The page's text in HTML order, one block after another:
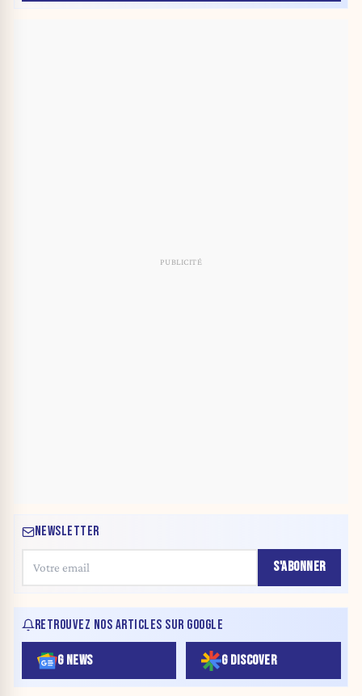
NEWSLETTER
S'ABONNER
RETROUVEZ NOS ARTICLES SUR GOOGLE
G NEWS G DISCOVER